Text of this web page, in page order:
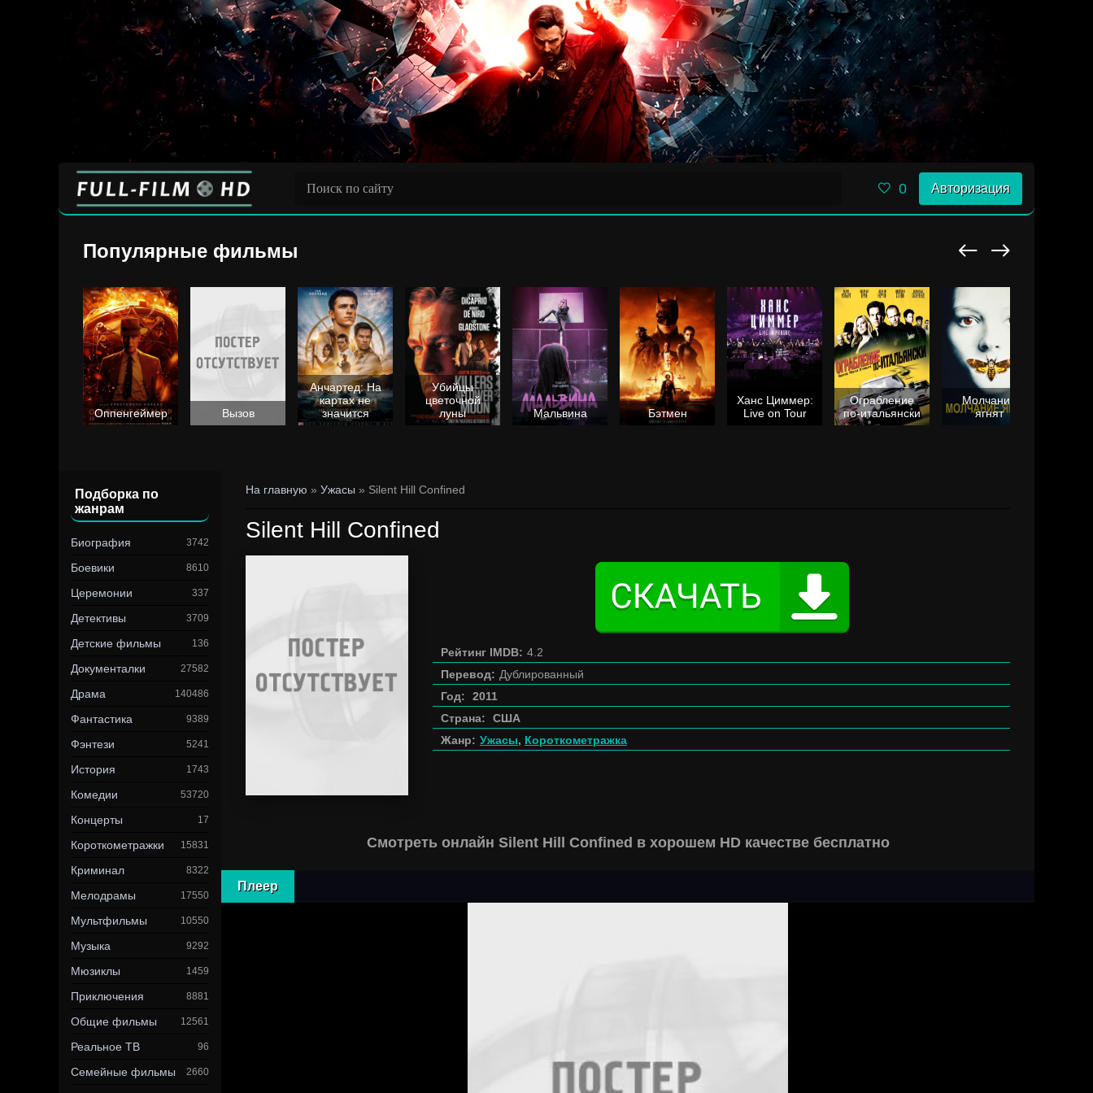
0 Авторизация
Популярные фильмы
Оппенгеймер Вызов
Анчартед: На
картах не
значится
Убийцы
цветочной
луны
Мальвина Бэтмен
Ханс Циммер:
Live on Tour
Ограбление
по-итальянски
Молчание
ягнят
Подборка по
жанрам
Биография 3742
Боевики 8610
Церемонии 337
Детективы 3709
Детские фильмы 136
Документалки 27582
Драма 140486
Фантастика 9389
Фэнтези 5241
История 1743
Комедии 53720
Концерты 17
Короткометражки 15831
Криминал 8322
Мелодрамы 17550
Мультфильмы 10550
Музыка 9292
Мюзиклы 1459
Приключения 8881
Общие фильмы 12561
Реальное ТВ 96
Семейные фильмы 2660
На главную » Ужасы » Silent Hill Confined
Silent Hill Confined
Рейтинг IMDB: 4.2
Перевод: Дублированный
Год:
2011
Страна:
США
Жанр: Ужасы, Короткометражка
Смотреть онлайн Silent Hill Confined в хорошем HD качестве бесплатно
Плеер